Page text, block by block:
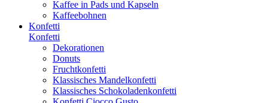
Kaffee in Pads und Kapseln
Kaffeebohnen
Konfetti
Konfetti
Dekorationen
Donuts
Fruchtkonfetti
Klassisches Mandelkonfetti
Klassisches Schokoladenkonfetti